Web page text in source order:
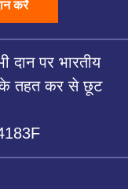
करें
दान पर भारतीय
के तहत कर से छूट